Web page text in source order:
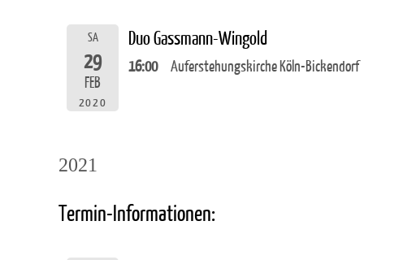
SA
29
FEB
2020
Duo Gassmann-Wingold
16:00 Auferstehungskirche Köln-Bickendorf
2021
Termin-Informationen: